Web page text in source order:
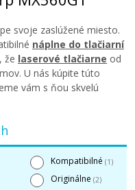
svoje zaslúžené miesto.
náplne do tlačiarní
že laserové tlačiarne od
U nás kúpite túto
vám s ňou skvelú
Kompatibilné (1)
Originálne (2)